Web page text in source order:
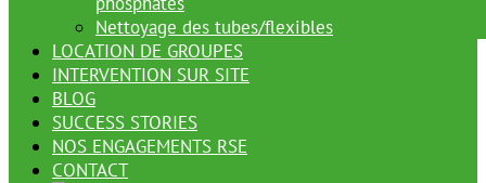
Nettoyage des tubes/flexibles
LOCATION DE GROUPES
INTERVENTION SUR SITE
BLOG
SUCCESS STORIES
NOS ENGAGEMENTS RSE
CONTACT